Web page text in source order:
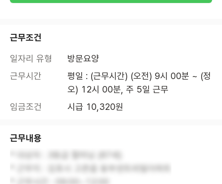
근무조건
일자리 유형
방문요양
근무시간
평일 : (근무시간) (오전) 9시 00분 ~ (정
오) 12시 00분, 주 5일 근무
임금조건
시급 10,320원
근무내용